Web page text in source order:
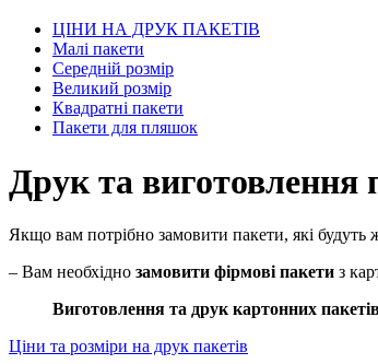
ЦІНИ НА ДРУК ПАКЕТІВ
Малі пакети
Середній розмір
Великий розмір
Квадратні пакети
Пакети для пляшок
Друк та виготовлення
Якщо вам потрібно замовити пакети, які
– Вам необхідно замовити фірмові пакети з
Виготовлення та друк картонних
Ціни та розміри на друк пакетів